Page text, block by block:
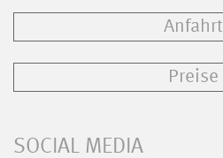
Anfahrt
Preise
SOCIAL MEDIA